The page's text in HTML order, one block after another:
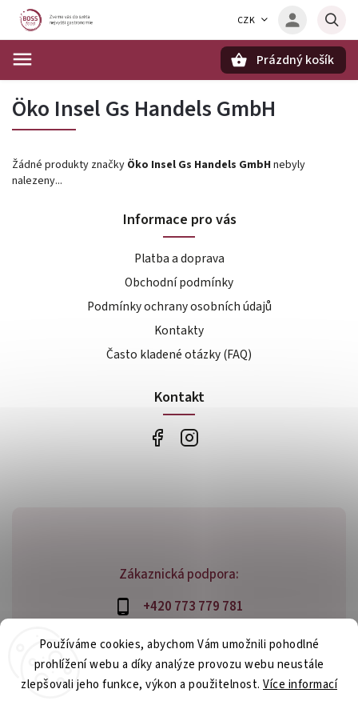
Používáme cookies, abychom Vám umožnili pohodlné
prohlížení webu a díky analýze provozu webu neustále
zlepšovali jeho funkce, výkon a použitelnost. Více informací
CZK
Prázdný košík
Öko Insel Gs Handels GmbH
Žádné produkty značky Öko Insel Gs Handels GmbH nebyly
nalezeny...
Zákaznická podpora:
+420 773 779 781
info@bossfood.cz
Informace pro vás
Platba a doprava
Obchodní podmínky
Podmínky ochrany osobních údajů
Kontakty
Často kladené otázky (FAQ)
Kontakt